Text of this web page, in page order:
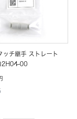
ッチ継手 ストレート
00